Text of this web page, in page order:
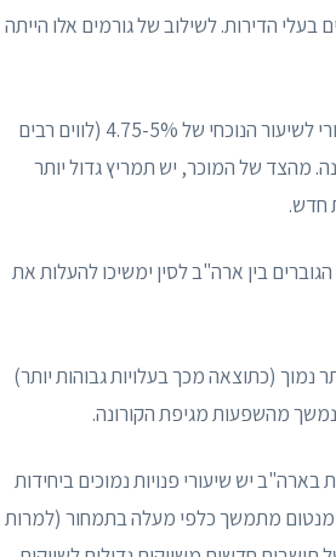
הדירות. לשילוב של גורמים אלו הייתה
: שיעור היעד של הקרנות הפדרליות עלה משפל היסטורי לשיעור הנוכחי של 4.75-5% (לווים רבים
מצד הקונה. מהצד של המוכר, יש תמריץ גדול יותר
חדש.
בין ארה"ב לסין ימשיכו להעלות את
נמוך (כתוצאה מכך בעלויות גבוהות יותר)
מהשפעות מגיפת הקורונה.
בארה"ב יש שיעורי פנויות נמוכים ביחידות
מתמשך כלפי מעלה בתמחור (למרות